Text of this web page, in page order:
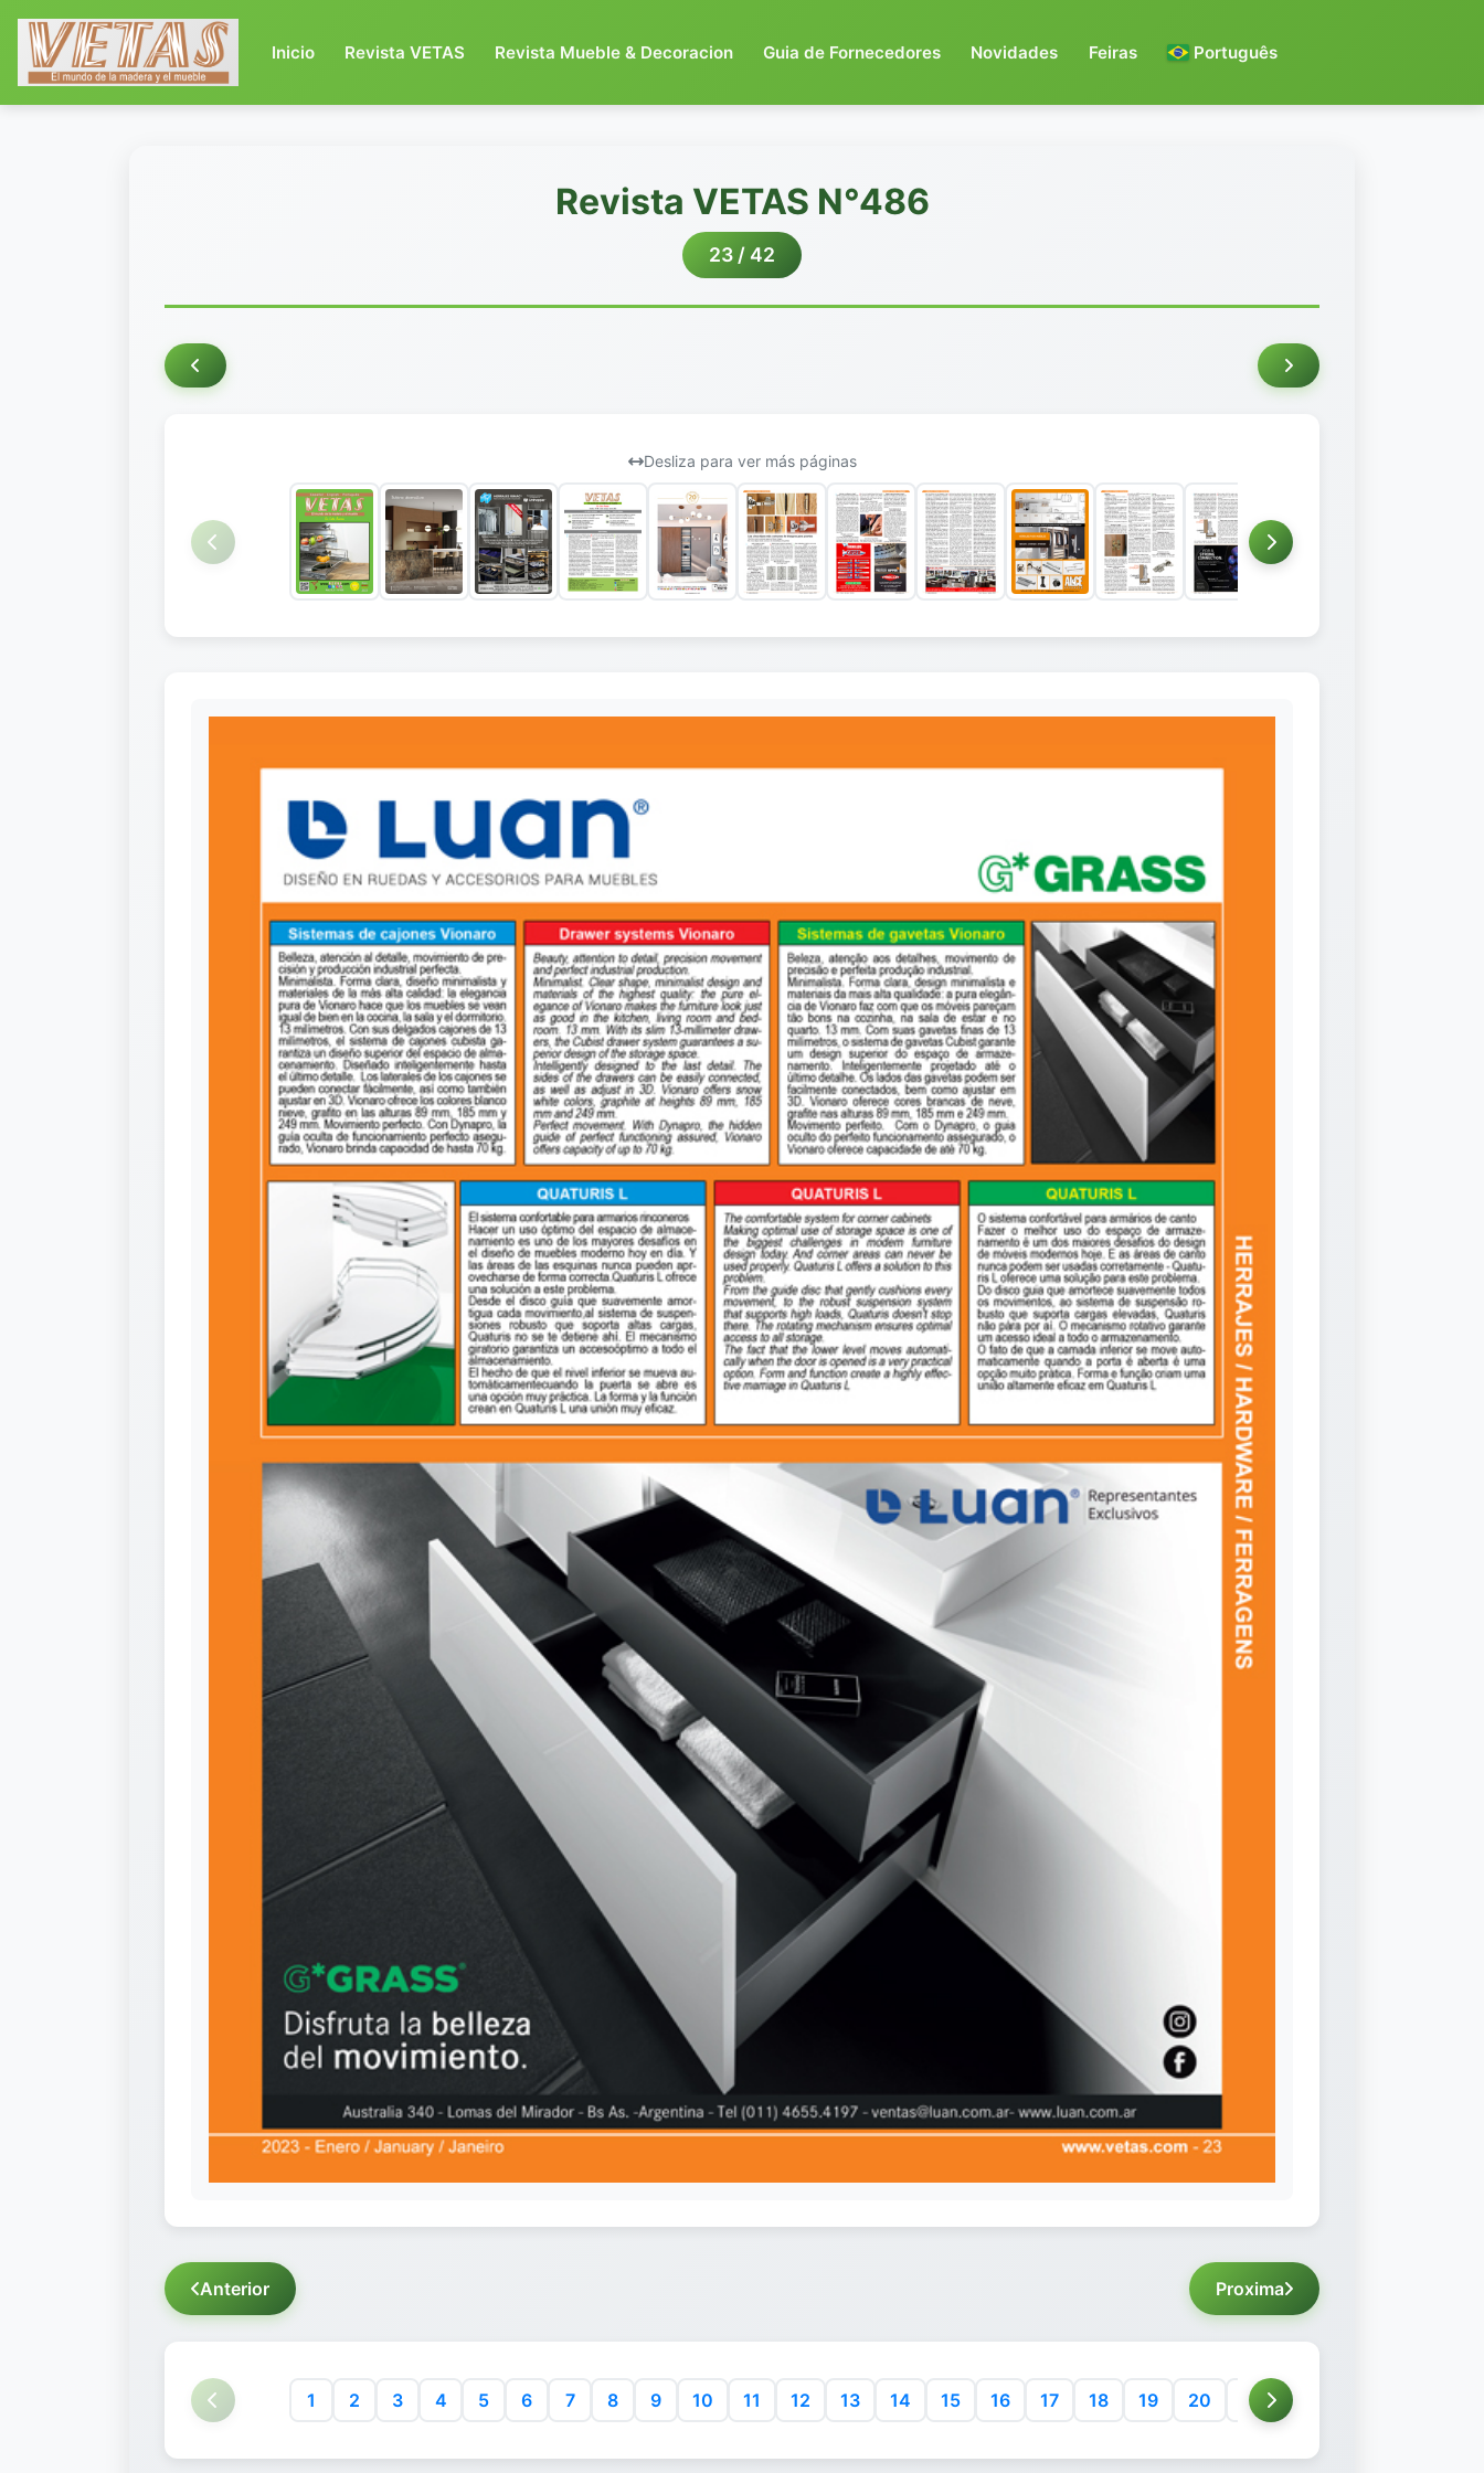
Inicio(current)
Revista VETAS Revista Mueble & Decoracion Guia de Fornecedores Novidades Feiras Português
Revista VETAS N°486
23 / 42
Desliza para ver más páginas
Anterior Proxima
1 2 3 4 5 6 7 8 9 10 11 12 13 14 15 16 17 18 19 20 21 22